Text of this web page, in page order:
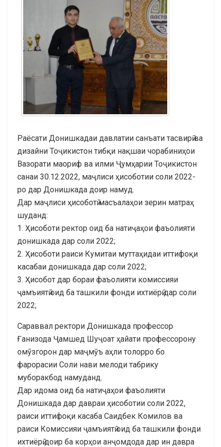
Раёсати Донишкадаи давлатии санъати тасвирӣ ва
дизайни Тоҷикистон тибқи нақшаи чорабиниҳои
Вазорати маориф ва илми Ҷумҳарии Тоҷикистон
санаи 30.12.2022, маҷлиси ҳисоботии соли 2022-
ро дар Донишкада доир намуд.
Дар маҷлиси ҳисоботӣ масъалаҳои зерин матраҳ
шуданд:
1. Ҳисоботи ректор оид ба натиҷаҳои фаъолияти
донишкада дар соли 2022;
2. Ҳисоботи раиси Кумитаи муттаҳидаи иттифоқи
касабаи донишкада дар соли 2022;
3. Ҳисобот дар бораи фаъолияти комиссияи
ҷамъиятӣ оид ба ташкили фонди ихтиёрӣ дар соли
2022;
Сараввал ректори Донишкада профессор
Ғанизода Ҷамшед Шуҷоат ҳайати профессорону
омӯзгорон дар маҷмӯъ аҳли толорро бо
фарорасии Соли нави мелоди табрику
муборакбод намуданд.
Дар идома оид ба натиҷаҳои фаъолияти
Донишкада дар давраи ҳисоботии соли 2022,
раиси иттифоқи касаба Саидбек Комилов ва
раиси Комиссияи ҷамъиятӣ оид ба ташкили фонди
ихтиёрӣ доир ба корҳои анҷомдода дар ин давра